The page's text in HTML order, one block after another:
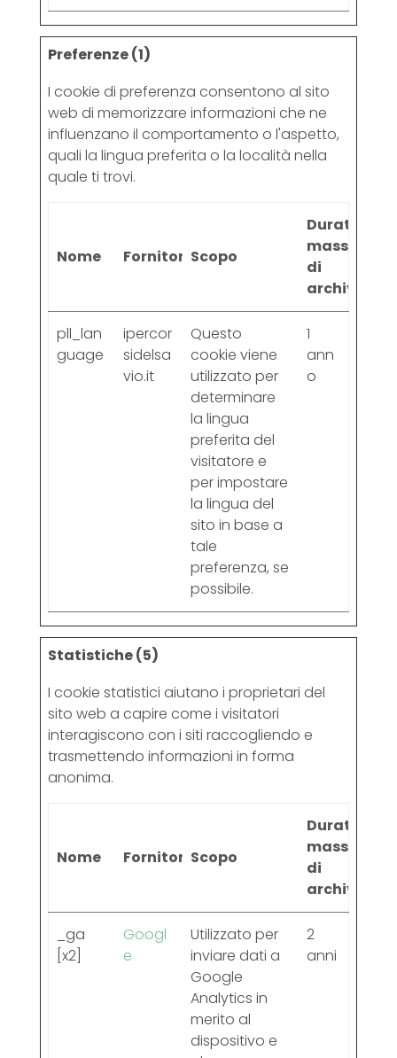
Preferenze (1)
I cookie di preferenza consentono al sito
web di memorizzare informazioni che ne
influenzano il comportamento o l'aspetto,
quali la lingua preferita o la località nella
quale ti trovi.
Nome FornitoreScopo
Durata
massima
di
pll_lan
guage
ipercor
sidelsa
vio.it
Questo
cookie viene
utilizzato per
determinare
la lingua
preferita del
visitatore e
per impostare
la lingua del
sito in base a
tale
preferenza, se
possibile.
1
ann
o
Statistiche (5)
I cookie statistici aiutano i proprietari del
sito web a capire come i visitatori
interagiscono con i siti raccogliendo e
trasmettendo informazioni in forma
anonima.
Nome FornitoreScopo
Durata
massima
di
_ga
[x2]
Googl
e
Utilizzato per
inviare dati a
Google
Analytics in
merito al
dispositivo e
2
anni